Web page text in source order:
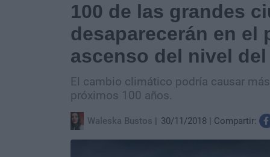
100 de las grandes
desaparecerán en
ascenso del nivel del
El cambio climático podría causar
próximos 100 años.
Waleska Bustos 30/11/2018 Compartir: